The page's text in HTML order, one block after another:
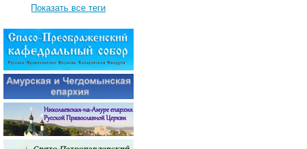
Показать все теги